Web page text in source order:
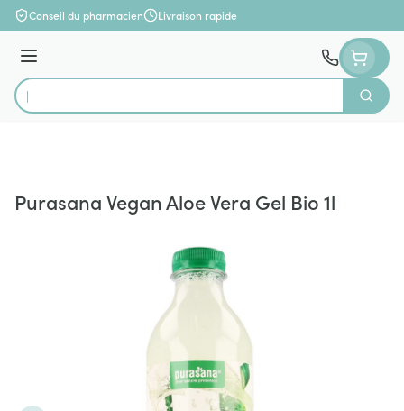
Aller au contenu
Conseil du pharmacien Livraison rapide
Menu
Rechercher
Purasana Vegan Aloe Vera Gel Bio 1l